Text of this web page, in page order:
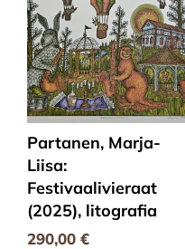
Partanen, Marja-
Liisa:
Festivaalivieraat
(2025), litografia
290,00 €